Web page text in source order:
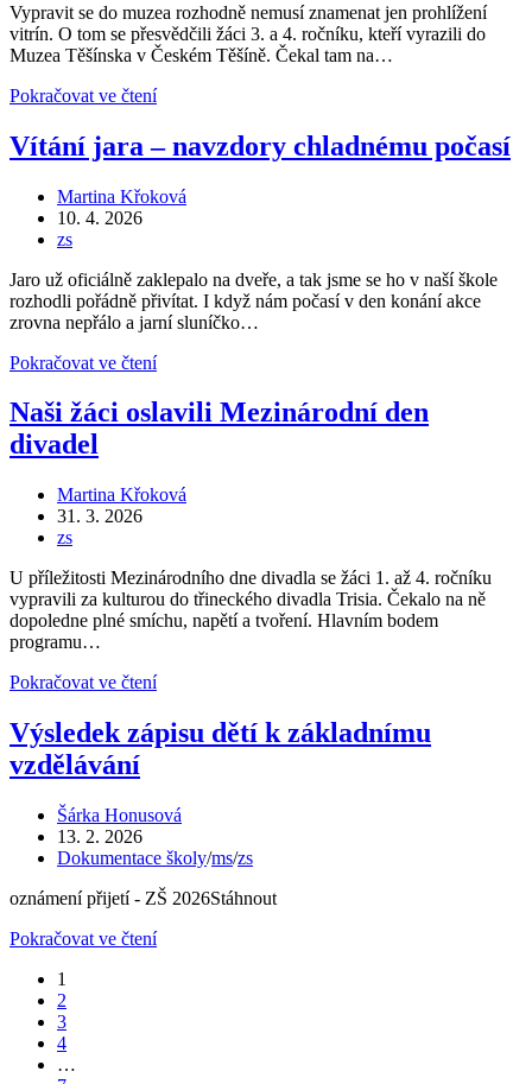
Vypravit se do muzea rozhodně nemusí znamenat jen prohlížení
vitrín. O tom se přesvědčili žáci 3. a 4. ročníku, kteří vyrazili do
Muzea Těšínska v Českém Těšíně. Čekal tam na…
Pokračovat ve čteníZelíčko
Třeťáci
čtvrťáci
Vítání jara – navzdory chladnému počasí
Autor
příspěvku
Martina Křoková
Příspěvek
byl
10. 4. 2026
Rubriky
zs
Jaro už oficiálně zaklepalo na dveře, a tak jsme se ho v naší škole
rozhodli pořádně přivítat. I když nám počasí v den konání akce
zrovna nepřálo a jarní sluníčko…
Pokračovat ve čteníVítání
–
navzdory
Naši žáci oslavili Mezinárodní den
divadel
Autor
příspěvku
Martina Křoková
Příspěvek
byl
31. 3. 2026
Rubriky
zs
U příležitosti Mezinárodního dne divadla se žáci 1. až 4. ročníku
vypravili za kulturou do třineckého divadla Trisia. Čekalo na ně
dopoledne plné smíchu, napětí a tvoření. Hlavním bodem
programu…
Pokračovat ve čteníNaši
oslavili
Mezinárodní
Výsledek zápisu dětí k základnímu
vzdělávání
Autor
příspěvku
Šárka Honusová
Příspěvek
byl
13. 2. 2026
Rubriky
Dokumentace školy/ms/zs
oznámení přijetí - ZŠ 2026Stáhnout
Pokračovat ve čteníVýsledek
1
2
3
4
…